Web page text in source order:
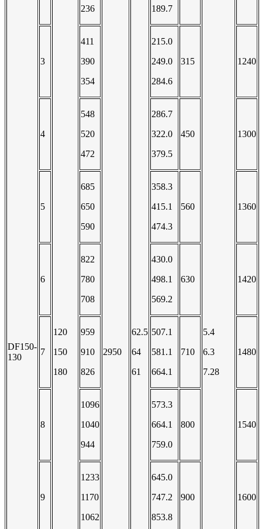
DF150-
130
120
150
180
236
2950
62.5
64
61
189.7
5.4
6.3
7.28
3
411
390
354
215.0
249.0
284.6
315 1240
4
548
520
472
286.7
322.0
379.5
450 1300
5
685
650
590
358.3
415.1
474.3
560 1360
6
822
780
708
430.0
498.1
569.2
630 1420
7
959
910
826
507.1
581.1
664.1
710 1480
8
1096
1040
944
573.3
664.1
759.0
800 1540
9
1233
1170
1062
645.0
747.2
853.8
900 1600